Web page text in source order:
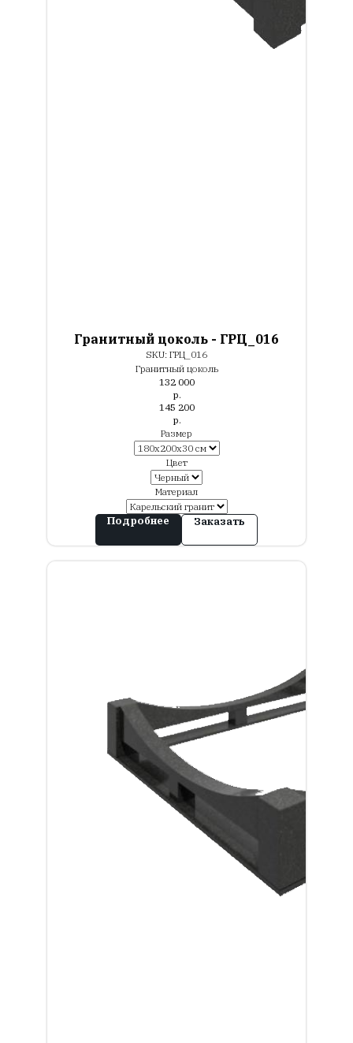
Гранитный цоколь - ГРЦ_016
SKU: ГРЦ_016
Гранитный цоколь
132 000
р.
145 200
р.
Размер
Цвет
Материал
Подробнее Заказать